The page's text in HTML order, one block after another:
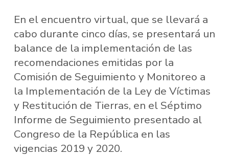
En el encuentro virtual, que se llevará a
cabo durante cinco días, se presentará un
balance de la implementación de las
recomendaciones emitidas por la
Comisión de Seguimiento y Monitoreo a
la Implementación de la Ley de Víctimas
y Restitución de Tierras, en el Séptimo
Informe de Seguimiento presentado al
Congreso de la República en las
vigencias 2019 y 2020.